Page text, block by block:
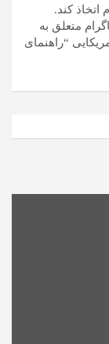
اتخاذ کند.
متعلق به
مشابه رتبه‌بندی ۴۱ ساله آمریکایی “راهنمای